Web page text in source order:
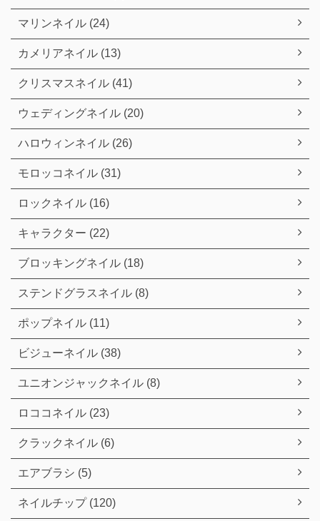
マリンネイル (24)
カメリアネイル (13)
クリスマスネイル (41)
ウェディングネイル (20)
ハロウィンネイル (26)
モロッコネイル (31)
ロックネイル (16)
キャラクター (22)
ブロッキングネイル (18)
ステンドグラスネイル (8)
ポップネイル (11)
ビジューネイル (38)
ユニオンジャックネイル (8)
ロココネイル (23)
クラックネイル (6)
エアブラシ (5)
ネイルチップ (120)